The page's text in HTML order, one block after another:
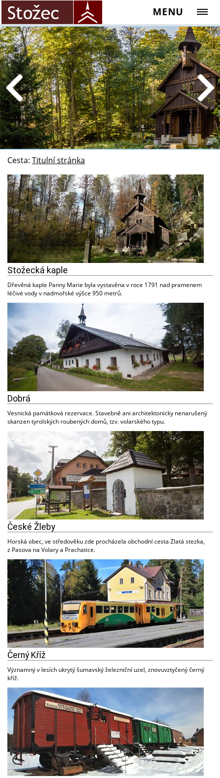
MENU
Cesta: Titulní stránka
Stožecká kaple
Dřevěná kaple Panny Marie byla vystavěna v roce 1791 nad pramenem
léčivé vody v nadmořské výšce 950 metrů.
Dobrá
Vesnická památková rezervace. Stavebně ani architektonicky nenarušený
skanzen tyrolských roubených domů, tzv. volarského typu.
České Žleby
Horská obec, ve středověku zde procházela obchodní cesta Zlatá stezka,
z Pasova na Volary a Prachatice.
Černý Kříž
Významný v lesích ukrytý šumavský železniční uzel, znovuvztyčený černý
kříž.